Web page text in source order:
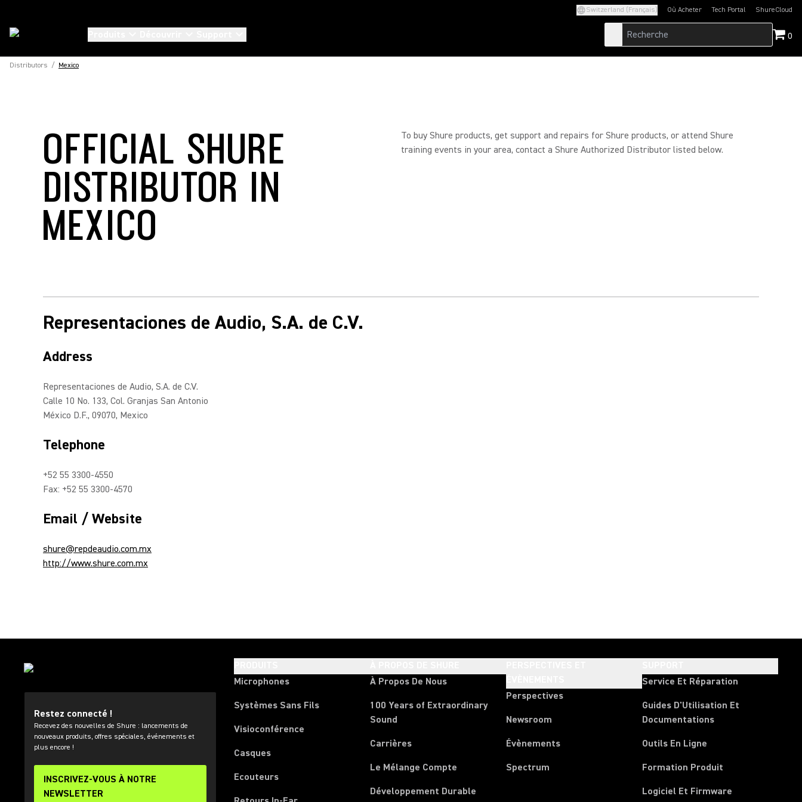
Switzerland (Français) Où Acheter Tech Portal
(Opens in a new tab)ShureCloud
(Opens in a new
0
Distributors / Mexico
OFFICIAL SHURE
DISTRIBUTOR IN
MEXICO
To buy Shure products, get support and repairs for Shure products, or attend Shure
training events in your area, contact a Shure Authorized Distributor listed below.
Representaciones de Audio, S.A. de C.V.
Address
Representaciones de Audio, S.A. de C.V.
Calle 10 No. 133, Col. Granjas San Antonio
México D.F., 09070, Mexico
Telephone
+52 55 3300-4550
Fax: +52 55 3300-4570
Email / Website
shure@repdeaudio.com.mx
http://www.shure.com.mx
Restez connecté !
Recevez des nouvelles de Shure : lancements de
nouveaux produits, offres spéciales, événements et
plus encore !
INSCRIVEZ-VOUS À NOTRE
NEWSLETTER
Microphones
Systèmes Sans Fils
Visioconférence
Casques
Ecouteurs
À Propos De Nous
100 Years of Extraordinary
Sound
Carrières
Le Mélange Compte
Développement Durable
Perspectives
Newsroom
Évènements
Spectrum
Service Et Réparation
Guides D'Utilisation Et
Documentations
Outils En Ligne
Formation Produit
Logiciel Et Firmware